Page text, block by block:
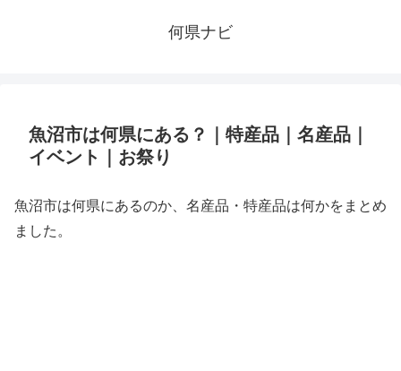
何県ナビ
魚沼市は何県にある？｜特産品｜名産品｜
イベント｜お祭り
魚沼市は何県にあるのか、名産品・特産品は何かをまとめ
ました。